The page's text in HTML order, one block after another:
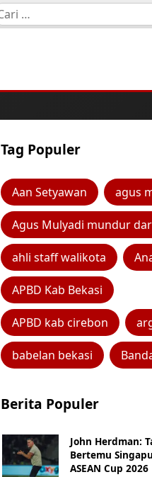
Tag Populer
Aan Setyawan agus
Agus Mulyadi mundur
ahli staff walikota
APBD Kab Bekasi
APBD kab cirebon
babelan bekasi
Berita Populer
John Herdman:
Bertemu
ASEAN Cup 2026